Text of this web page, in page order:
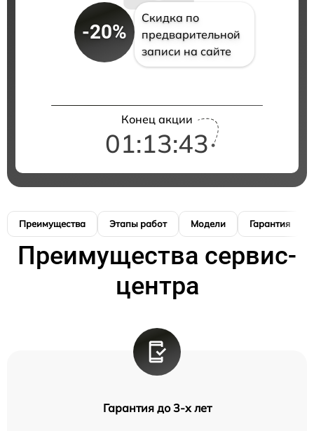
-20%
Скидка по
предварительной
записи на сайте
Конец акции
01:13:42
Преимущества Этапы работ Модели Гарантия
Преимущества сервис-
центра
Гарантия до 3-х лет